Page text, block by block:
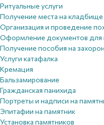
Ритуальные услуги
Получение места на кладбище
Организация и проведение
Оформление документов для
Получение пособия на
Услуги катафалка
Кремация
Бальзамирование
Гражданская панихида
Портреты и надписи на
Эпитафии на памятник
Установка памятников